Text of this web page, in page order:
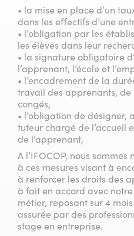
• la mise en place d’un
dans les effectifs d’une
• l’obligation par les
les élèves dans leur
• la signature obligatoire
l’apprenant, l’école et
• l’encadrement de la
travail des apprenants, de
congés,
• l’obligation de désigner,
tuteur chargé de l’accueil
de l’apprenant,
A l’IFOCOP, nous
à ces mesures visant à
à renforcer les droits des
à fait en accord avec
métier, reposant sur 4
assurée par des
stage en entreprise.